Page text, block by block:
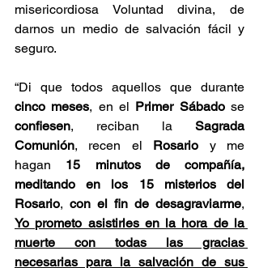
misericordiosa Voluntad divina, de
darnos un medio de salvación fácil y
seguro.
cinco meses, en el Primer Sábado
confiesen, reciban la Sagrada
Comunión, recen el Rosario y me
hagan 15 minutos de compañía,
meditando en los 15 misterios del
Rosario, con el fin de desagraviarme
Yo prometo asistirles en la hora de la
muerte con todas las gracias
necesarias para la salvación de sus